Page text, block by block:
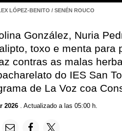
LÓPEZ-BENITO / SENÉN ROUCO
González, Nuria
toxo e menta para
contras as malas
do IES San
de La Voz coa
2026. Actualizado a las 05:00 h.